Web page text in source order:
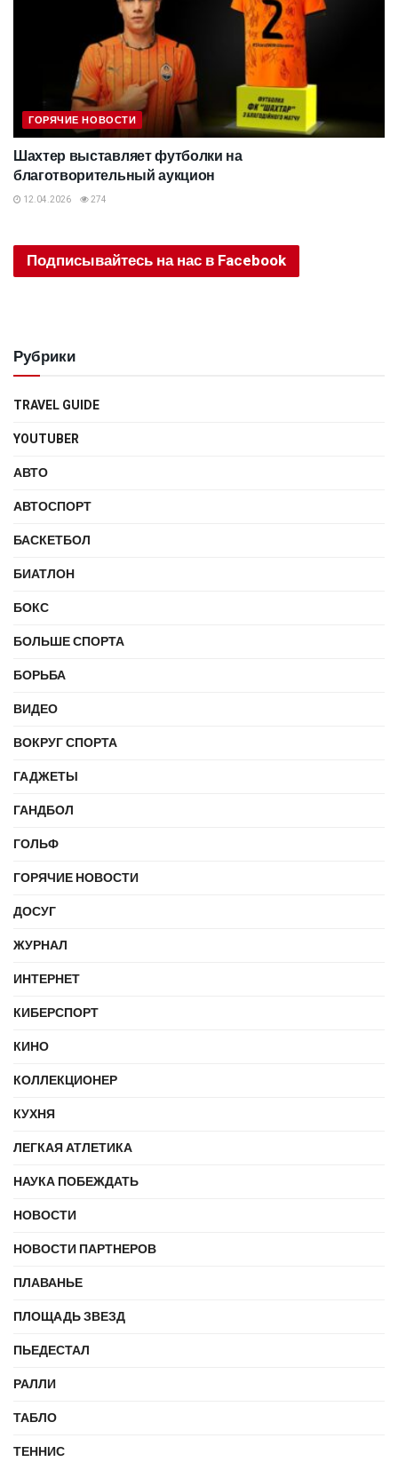
ГОРЯЧИЕ НОВОСТИ
Шахтер выставляет футболки на
благотворительный аукцион
12.04.2026 274
Подписывайтесь на нас в Facebook
Рубрики
TRAVEL GUIDE
YOUTUBER
АВТО
АВТОСПОРТ
БАСКЕТБОЛ
БИАТЛОН
БОКС
БОЛЬШЕ СПОРТА
БОРЬБА
ВИДЕО
ВОКРУГ СПОРТА
ГАДЖЕТЫ
ГАНДБОЛ
ГОЛЬФ
ГОРЯЧИЕ НОВОСТИ
ДОСУГ
ЖУРНАЛ
ИНТЕРНЕТ
КИБЕРСПОРТ
КИНО
КОЛЛЕКЦИОНЕР
КУХНЯ
ЛЕГКАЯ АТЛЕТИКА
НАУКА ПОБЕЖДАТЬ
НОВОСТИ
НОВОСТИ ПАРТНЕРОВ
ПЛАВАНЬЕ
ПЛОЩАДЬ ЗВЕЗД
ПЬЕДЕСТАЛ
РАЛЛИ
ТАБЛО
ТЕННИС